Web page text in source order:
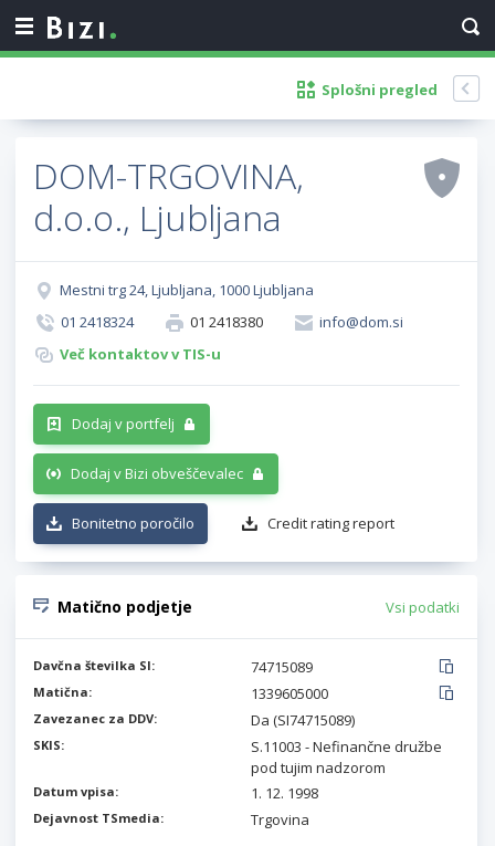
Splošni pregled
DOM-TRGOVINA,
d.o.o., Ljubljana
Mestni trg 24, Ljubljana, 1000 Ljubljana
01 2418324
01 2418380
info@dom.si
Več kontaktov v TIS-u
Dodaj v portfelj
Dodaj v Bizi obveščevalec
Bonitetno poročilo Credit rating report
Matično podjetje Vsi podatki
Davčna številka SI: 74715089
Matična: 1339605000
Zavezanec za DDV: Da (SI74715089)
SKIS:
S.11003 - Nefinančne družbe
pod tujim nadzorom
Datum vpisa: 1. 12. 1998
Dejavnost TSmedia: Trgovina